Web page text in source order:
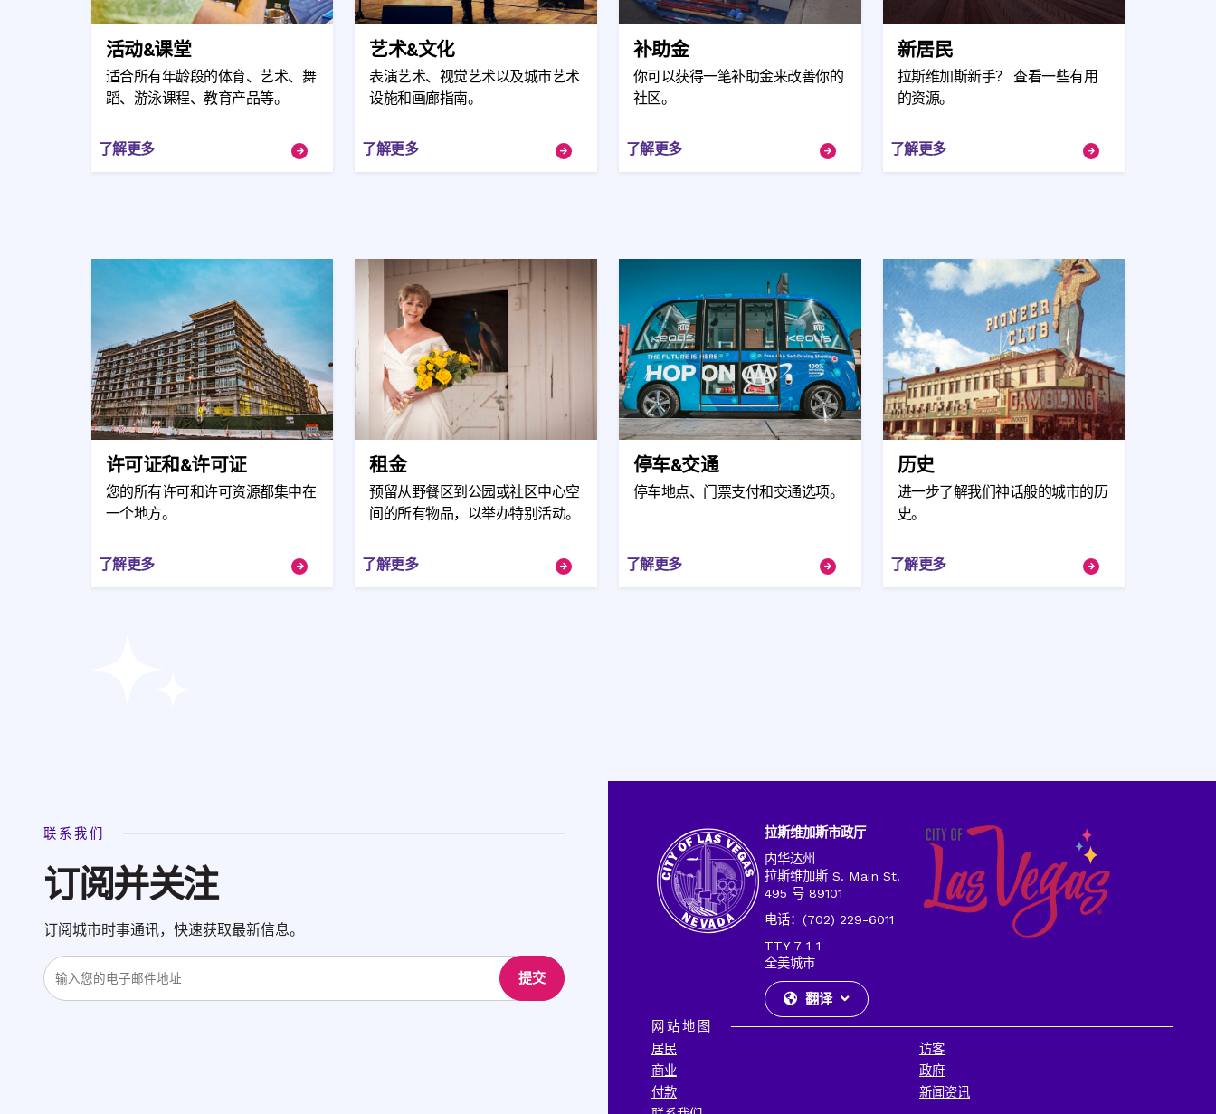
活动&课堂
适合所有年龄段的体育、艺术、舞
蹈、游泳课程、教育产品等。
了解更多
艺术&文化
表演艺术、视觉艺术以及城市艺术
设施和画廊指南。
了解更多
补助金
你可以获得一笔补助金来改善你的
社区。
了解更多
新居民
拉斯维加斯新手？ 查看一些有用
的资源。
了解更多
许可证和&许可证
您的所有许可和许可资源都集中在
一个地方。
了解更多
租金
预留从野餐区到公园或社区中心空
间的所有物品，以举办特别活动。
了解更多
停车&交通
停车地点、门票支付和交通选项。
了解更多
历史
进一步了解我们神话般的城市的历
史。
了解更多
联系我们
订阅并关注
订阅城市时事通讯，快速获取最新信息。
输
入
提交
拉斯维加斯市政厅
内华达州
拉斯维加斯 S. Main St.
495 号 89101
电话：(702) 229-6011
TTY 7-1-1
全美城市
翻译
网站地图
居民
访客
商业
政府
付款
新闻资讯